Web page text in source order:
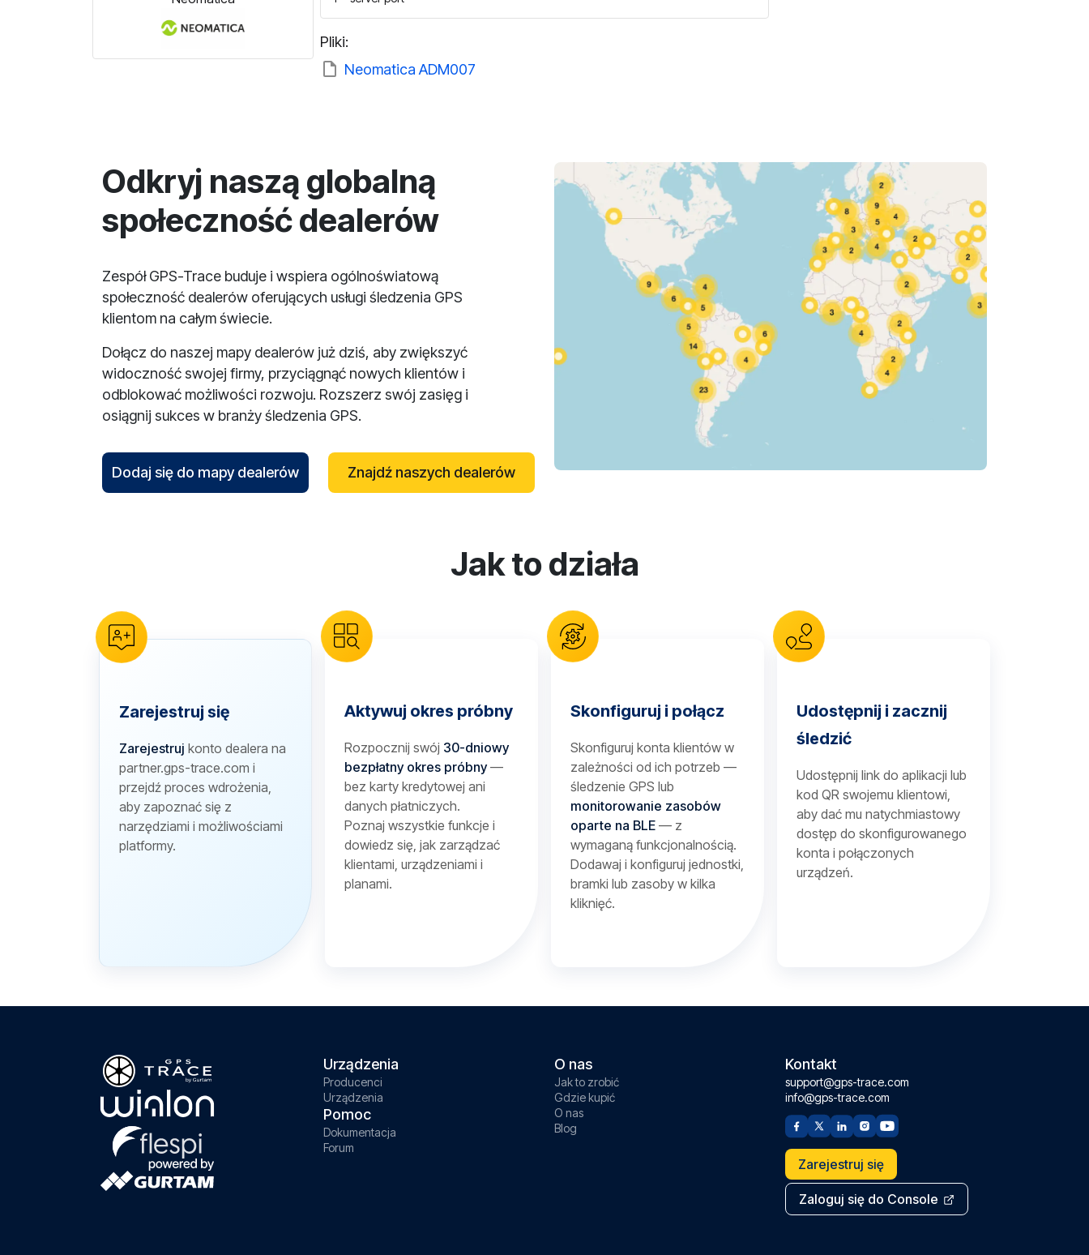
Pliki:
Neomatica ADM007
Odkryj naszą globalną
społeczność dealerów
Zespół GPS-Trace buduje i wspiera ogólnoświatową
społeczność dealerów oferujących usługi śledzenia GPS
klientom na całym świecie.
Dołącz do naszej mapy dealerów już dziś, aby zwiększyć
widoczność swojej firmy, przyciągnąć nowych klientów i
odblokować możliwości rozwoju. Rozszerz swój zasięg i
osiągnij sukces w branży śledzenia GPS.
Dodaj się do mapy dealerów Znajdź naszych dealerów
Jak to działa
Zarejestruj się
Zarejestruj konto dealera na
partner.gps-trace.com i
przejdź proces wdrożenia,
aby zapoznać się z
narzędziami i możliwościami
platformy.
Aktywuj okres próbny
Rozpocznij swój 30-dniowy
bezpłatny okres próbny—
bez karty kredytowej ani
danych płatniczych.
Poznaj wszystkie funkcje i
dowiedz się, jak zarządzać
klientami, urządzeniami i
planami.
Skonfiguruj i połącz
Skonfiguruj konta klientów w
zależności od ich potrzeb —
śledzenie GPS lub
monitorowanie zasobów
oparte na BLE — z
wymaganą funkcjonalnością.
Dodawaj i konfiguruj jednostki,
bramki lub zasoby w kilka
kliknięć.
Udostępnij i zacznij
śledzić
Udostępnij link do aplikacji lub
kod QR swojemu klientowi,
aby dać mu natychmiastowy
dostęp do skonfigurowanego
konta i połączonych
urządzeń.
Urządzenia
Producenci
Urządzenia
Pomoc
Dokumentacja
Forum
O nas
Jak to zrobić
Gdzie kupić
O nas
Blog
Kontakt
support@gps-trace.com
info@gps-trace.com
Zarejestruj się
Zaloguj się do Console